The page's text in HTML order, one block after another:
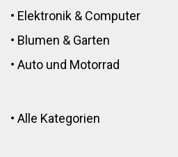
• Elektronik & Computer
• Blumen & Garten
• Auto und Motorrad
• Alle Kategorien